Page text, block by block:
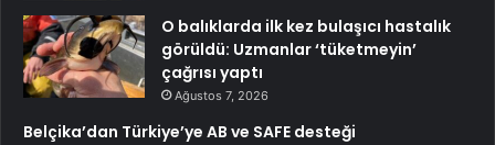
O balıklarda ilk kez bulaşıcı hastalık
görüldü: Uzmanlar ‘tüketmeyin’
çağrısı yaptı
Ağustos 7, 2026
Belçika’dan Türkiye’ye AB ve SAFE desteği